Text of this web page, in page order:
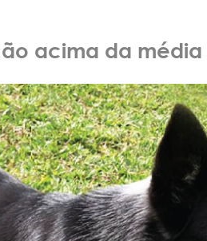
acima da média